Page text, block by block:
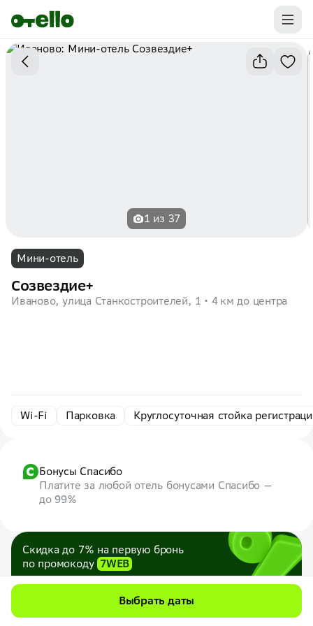
Промокоды на первую бронь уже ваши.
Забирайте выгоду
1 из 37
Мини-отель
Созвездие+
Иваново, улица Станкостроителей, 1 4 км до центра
Wi-Fi Парковка Круглосуточная стойка
Бонусы Спасибо
Платите за любой отель бонусами Спасибо —
до 99%
Скидка до 7% на первую бронь
по промокоду 7WEB
Максимум — 1000 ₽
Выбрать даты